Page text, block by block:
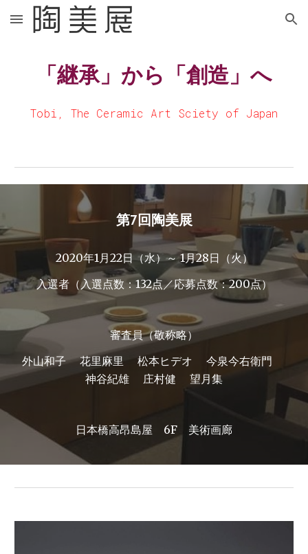
Skip to main content Skip to navigation
「継承」から「創造」へ
Tobi, The Ceramic Art Sciety of Japan
第7回陶美展
2020年1月22日（水）～ 1月28日（火）
入選者（入選点数：132点／応募点数：200点）
審査員（敬称略）
外山和子　 花里麻里　 松本ヒデオ　 今泉今右衛門
神谷紀雄　 庄村健　 望月集
日本橋高昂島屋　6F　美術画廊